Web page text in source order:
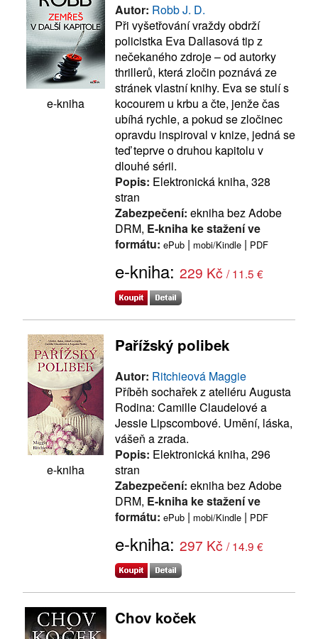
e-kniha
Autor: Robb J. D.
Při vyšetřování vraždy obdrží
policistka Eva Dallasová tip z
nečekaného zdroje – od autorky
thrillerů, která zločin poznává ze
stránek vlastní knihy. Eva se stulí s
kocourem u krbu a čte, jenže čas
ubíhá rychle, a pokud se zločinec
opravdu inspiroval v knize, jedná se
teď teprve o druhou kapitolu v
dlouhé sérii.
Popis: Elektronická kniha, 328
stran
Zabezpečení: ekniha bez Adobe
DRM, E-kniha ke stažení ve
formátu: ePub | mobi/Kindle | PDF
e-kniha: 229 Kč / 11.5 €
e-kniha
Pařížský polibek
Autor: Ritchieová Maggie
Příběh sochařek z ateliéru Augusta
Rodina: Camille Claudelové a
Jessie Lipscombové. Umění, láska,
vášeň a zrada.
Popis: Elektronická kniha, 296
stran
Zabezpečení: ekniha bez Adobe
DRM, E-kniha ke stažení ve
formátu: ePub | mobi/Kindle | PDF
e-kniha: 297 Kč / 14.9 €
Chov koček